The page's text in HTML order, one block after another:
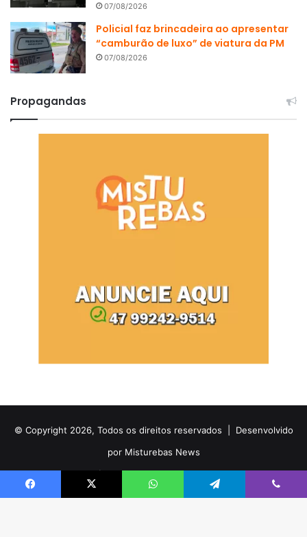
07/08/2026
Policial faz brincadeira ao apresentar
“camburão de luxo” de viatura da PM
07/08/2026
Propagandas
© Copyright 2026, Todos os direitos reservados | Desenvolvido
por Misturebas News
Home
Notícias Anuncie Contato Sugestões
Facebook X WhatsApp Telegram Viber